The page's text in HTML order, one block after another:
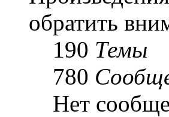
обратить
190 Темы
780
Нет